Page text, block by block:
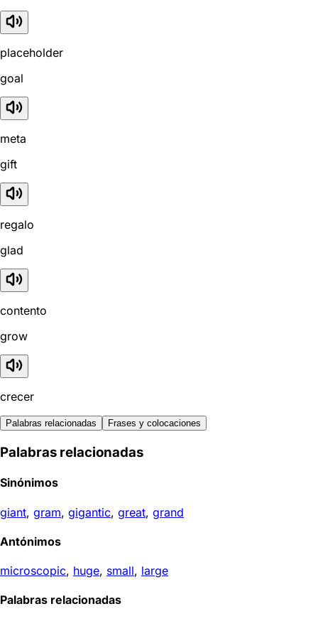
placeholder
goal
meta
gift
regalo
glad
contento
grow
crecer
Palabras relacionadas Frases y colocaciones
Palabras relacionadas
Sinónimos
giant, gram, gigantic, great, grand
Antónimos
microscopic, huge, small, large
Palabras relacionadas